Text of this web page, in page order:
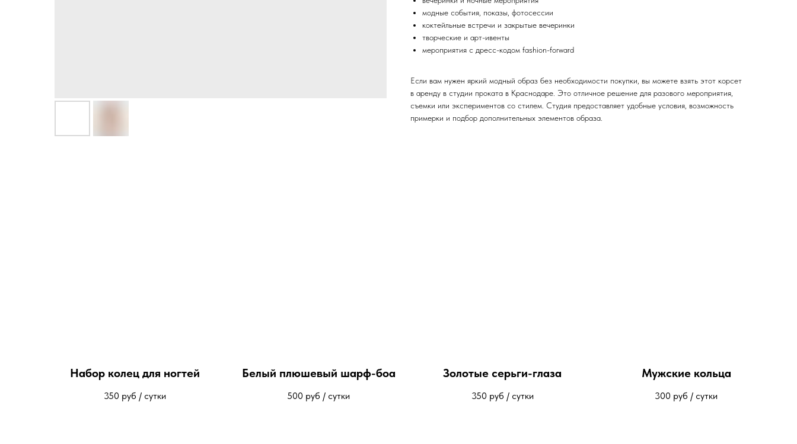
модные события, показы, фотосессии
коктейльные встречи и закрытые вечеринки
творческие и арт-ивенты
мероприятия с дресс-кодом fashion-forward
Если вам нужен яркий модный образ без необходимости покупки, вы можете взять этот корсет
в аренду в студии проката в Краснодаре. Это отличное решение для разового мероприятия,
съемки или экспериментов со стилем. Студия предоставляет удобные условия, возможность
примерки и подбор дополнительных элементов образа.
Набор колец для ногтей
350 руб / сутки
Белый плюшевый шарф-боа
500 руб / сутки
Золотые серьги-глаза
350 руб / сутки
Мужские кольца
300 руб / сутки